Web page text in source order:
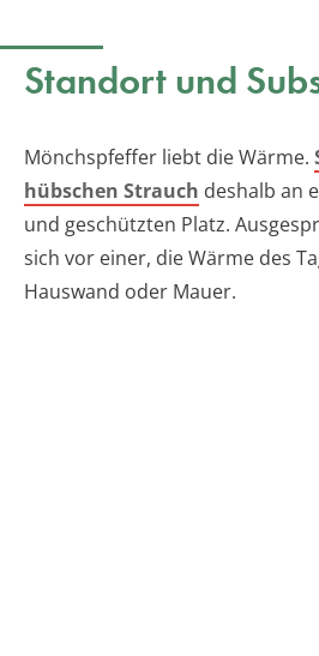
Standort und
Mönchspfeffer liebt die Wärme.
hübschen Strauch deshalb an
und geschützten Platz.
sich vor einer, die Wärme des
Hauswand oder Mauer.